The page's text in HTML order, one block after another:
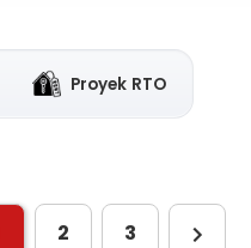
Proyek RTO
2 3